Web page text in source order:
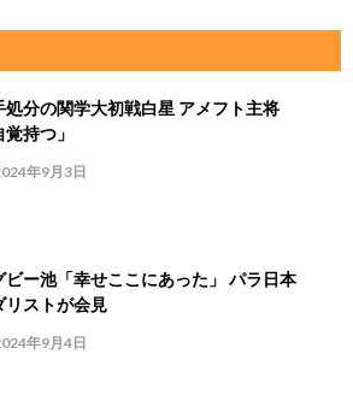
処分の関学大初戦白星 アメフト主将
覚持つ」
年9月3日
ビー池「幸せここにあった」 パラ日本
リストが会見
年9月4日